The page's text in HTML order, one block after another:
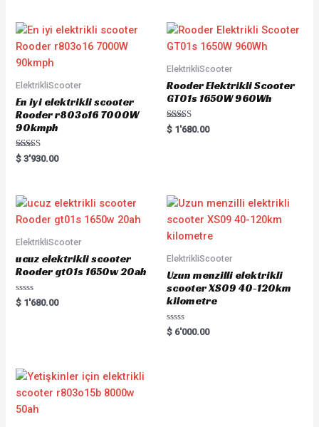
o
u
t
o
f
5
u
t
f
ElektrikliScooter
En iyi elektrikli scooter
Rooder r803o16 7000W
90kmph
Rated
5.00
$ 3'930.00
ElektrikliScooter
Rooder Elektrikli Scooter
GT01s 1650W 960Wh
Rated
5.00
$ 1'680.00
ElektrikliScooter
ucuz elektrikli scooter
Rooder gt01s 1650w 20ah
R
a
t
o
5
$ 1'680.00
ElektrikliScooter
Uzun menzilli elektrikli
scooter XS09 40-120km
kilometre
R
a
$ 6'000.00